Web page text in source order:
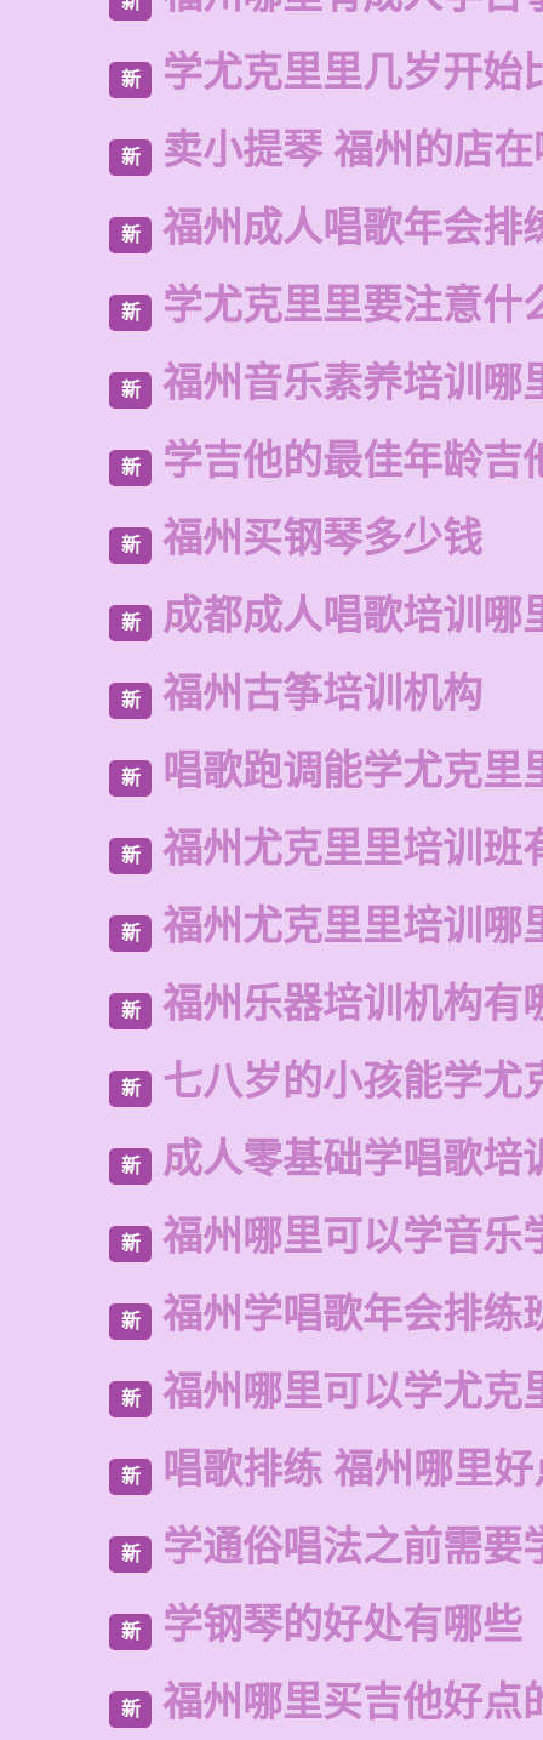
新 学尤克里里几岁开始
新 卖小提琴 福州的店
新 福州成人唱歌年会排
新 学尤克里里要注意什
新 福州音乐素养培训哪
新 学吉他的最佳年龄吉
新 福州买钢琴多少钱
新 成都成人唱歌培训哪
新 福州古筝培训机构
新 唱歌跑调能学尤克里
新 福州尤克里里培训班
新 福州尤克里里培训哪
新 福州乐器培训机构有
新 七八岁的小孩能学尤
新 成人零基础学唱歌培
新 福州哪里可以学音乐
新 福州学唱歌年会排练
新 福州哪里可以学尤克
新 唱歌排练 福州哪里
新 学通俗唱法之前需要
新 学钢琴的好处有哪些
新 福州哪里买吉他好点